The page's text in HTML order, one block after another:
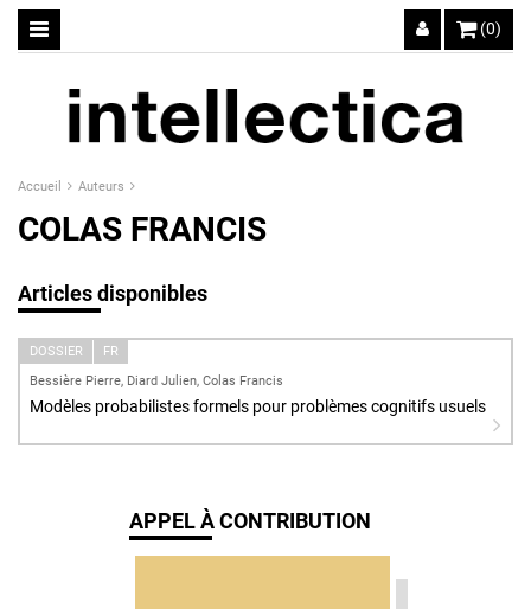
(0)
Accueil Auteurs
COLAS FRANCIS
Articles disponibles
DOSSIER
FR
Bessière Pierre, Diard Julien, Colas Francis
Modèles probabilistes formels pour problèmes cognitifs usuels
APPEL À CONTRIBUTION